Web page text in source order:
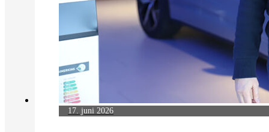
17. juni 2026